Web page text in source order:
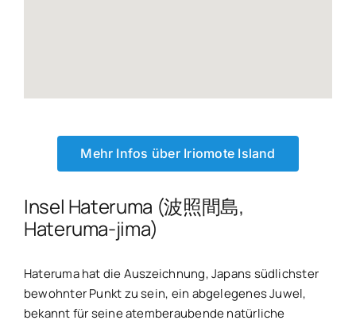
Mehr Infos über Iriomote Island
Insel Hateruma (波照間島,
Hateruma-jima)
Hateruma hat die Auszeichnung, Japans südlichster
bewohnter Punkt zu sein, ein abgelegenes Juwel,
bekannt für seine atemberaubende natürliche